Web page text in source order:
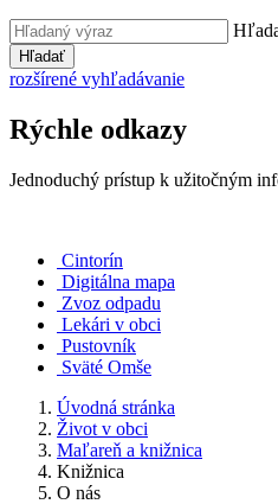
Hľadať
rozšírené vyhľadávanie
Rýchle odkazy
Jednoduchý prístup k užitočným
Cintorín
Digitálna mapa
Zvoz odpadu
Lekári v obci
Pustovník
Sväté Omše
Úvodná stránka
Život v obci
Maľareň a knižnica
Knižnica
O nás